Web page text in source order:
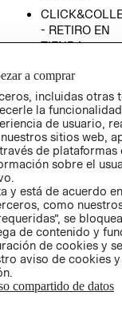
- RETIRO EN
TIENDA
CONDICIONES
AVISO DE
PRIVACIDAD
GIFT CARD
AVISO DE
a comprar
incluidas otras
la
de usuario,
sitios web,
de plataformas
sobre el
y está de acuerdo
como
se
de contenido y
de cookies y
aviso de cookies
compartido de datos